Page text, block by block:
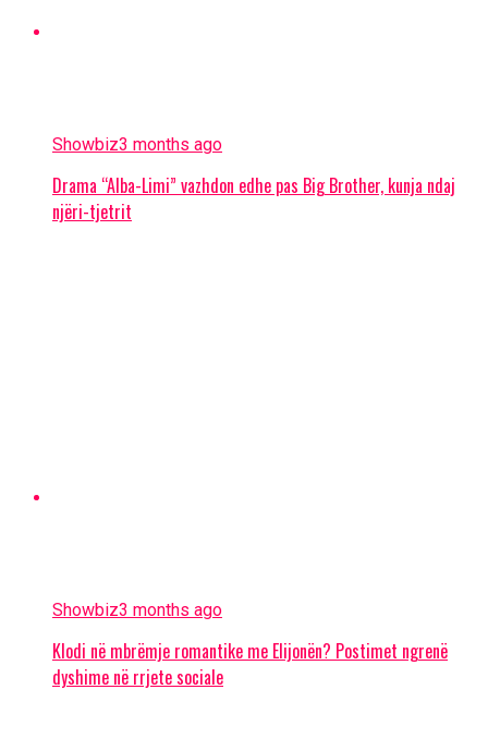
Showbiz3 months ago
Drama “Alba-Limi” vazhdon edhe pas Big Brother, kunja ndaj
njëri-tjetrit
Showbiz3 months ago
Klodi në mbrëmje romantike me Elijonën? Postimet ngrenë
dyshime në rrjete sociale